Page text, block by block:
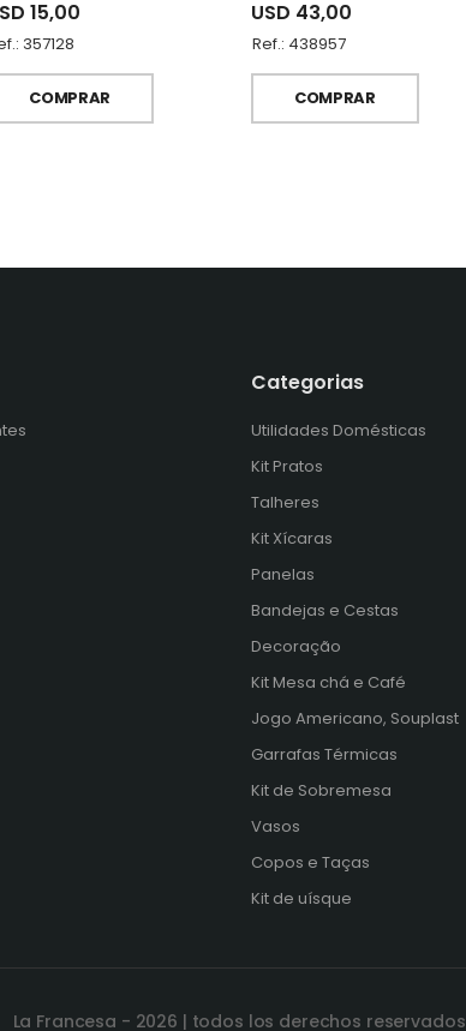
15,00
357128
COMPRAR
USD 43,00
Ref.: 438957
COMPRAR
Categorias
Utilidades Domésticas
Kit Pratos
Talheres
Kit Xícaras
Panelas
Bandejas e Cestas
Decoração
Kit Mesa chá e Café
Jogo Americano, Souplast
Garrafas Térmicas
Kit de Sobremesa
Vasos
Copos e Taças
Kit de uísque
La Francesa - 2026 | todos los derechos reservados